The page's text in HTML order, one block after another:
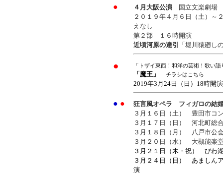
● ４月大阪公演 国立文楽劇場
２０１９年４月６日（土）
えなし
第２部 １６時開演
近頃河原の達引
「堀川猿廻
● 「トザイ東西！和洋の芸術！歌い語
「魔王」 チラシはこちら
2019年3月24日（日）18時開演
● ●
狂言風オペラ フィガロの
３月１６日（土） 豊田市コ
３月１７日（日） 河北町総
３月１８日（月） 八戸市公
３月２０日（水） 大槻能
３月２１日（木・祝） びわ
３月２４日（日） あましん
演